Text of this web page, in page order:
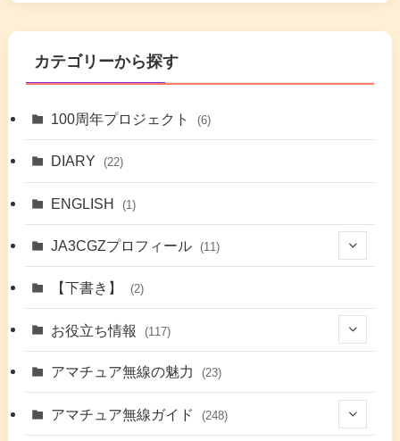
カテゴリーから探す
100周年プロジェクト (6)
DIARY (22)
ENGLISH (1)
JA3CGZプロフィール (11)
(7)
【下書き】 (2)
お役立ち情報 (117)
(48)
(9)
アマチュア無線の魅力 (23)
アマチュア無線ガイド (248)